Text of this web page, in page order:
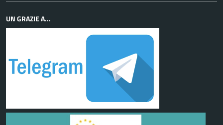
UN GRAZIE A...